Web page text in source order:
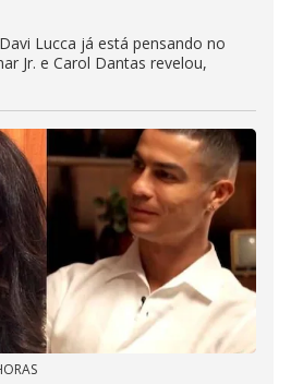
Lucca já está pensando no
Jr. e Carol Dantas revelou,